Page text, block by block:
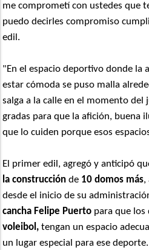
me comprometí con ustedes que
puedo decirles compromiso
edil.
"En el espacio deportivo donde la
estar cómoda se puso malla
salga a la calle en el momento
gradas para que la afición, buena
que lo cuiden porque esos
El primer edil, agregó y anticipó
la construcción de 10 domos más,
desde el inicio de su
cancha Felipe Puerto para que
voleibol, tengan un espacio
un lugar especial para ese deporte.